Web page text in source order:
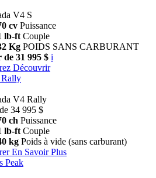
V4 S
cv Puissance
lb-ft Couple
Kg POIDS SANS CARBURANT
31 995 $ i
Découvrir
V4 Rally
34 995 $
ch Puissance
lb-ft Couple
kg Poids à vide (sans carburant)
En Savoir Plus
Peak